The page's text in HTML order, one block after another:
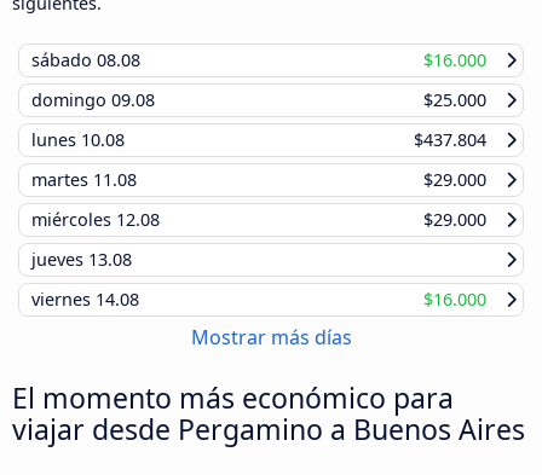
sábado 08.08
$16.000
domingo 09.08
$25.000
lunes 10.08
$437.804
martes 11.08
$29.000
miércoles 12.08
$29.000
jueves 13.08
viernes 14.08 $16.000
Mostrar más días
El momento más económico para
viajar desde Pergamino a Buenos Aires